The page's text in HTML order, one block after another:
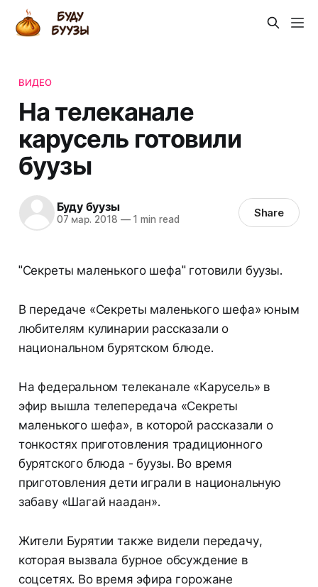
ВИДЕО
На телеканале
карусель готовили
буузы
Буду буузы
07 мар. 2018 —1 min read Share
"Секреты маленького шефа" готовили буузы.
В передаче «Секреты маленького шефа» юным
любителям кулинарии рассказали о
национальном бурятском блюде.
На федеральном телеканале «Карусель» в
эфир вышла телепередача «Секреты
маленького шефа», в которой рассказали о
тонкостях приготовления традиционного
бурятского блюда - буузы. Во время
приготовления дети играли в национальную
забаву «Шагай наадан».
Жители Бурятии также видели передачу,
которая вызвала бурное обсуждение в
соцсетях. Во время эфира горожане